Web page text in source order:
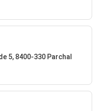
5, 8400-330 Parchal